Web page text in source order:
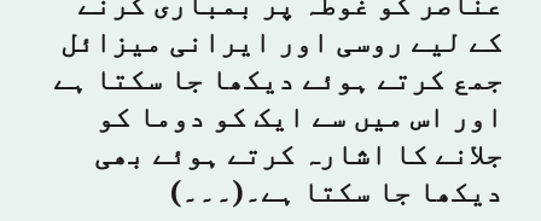
عناصر کو غوطہ پر بمباری کرنے
کے لیے روسی اور ایرانی میزائل
جمع کرتے ہوئے دیکھا جا سکتا ہے
اور اس میں سے ایک کو دوما کو
جلانے کا اشارہ کرتے ہوئے بھی
دیکھا جا سکتا ہے۔(۔۔۔)